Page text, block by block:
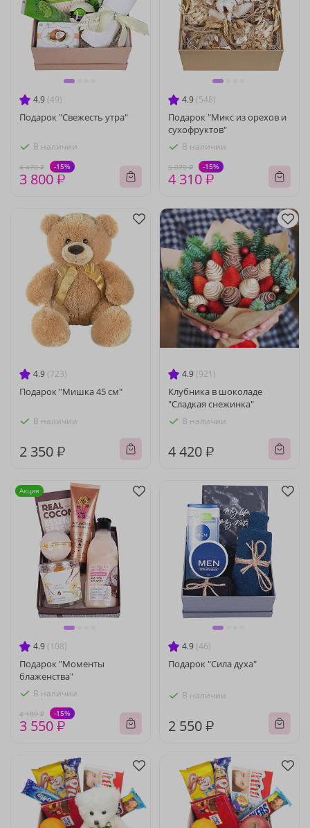
4.9 (49)
Подарок "Свежесть утра"
В наличии
4 470 ₽ -15%
3 800 ₽
4.9 (548)
Подарок "Микс из орехов и
сухофруктов"
В наличии
5 070 ₽ -15%
4 310 ₽
4.9 (723)
Подарок "Мишка 45 см"
В наличии
2 350 ₽
4.9 (921)
Клубника в шоколаде
"Сладкая снежинка"
В наличии
4 420 ₽
4.9 (108)
Подарок "Моменты
блаженства"
В наличии
4 180 ₽ -15%
3 550 ₽
Акция
4.9 (46)
Подарок "Сила духа"
В наличии
2 550 ₽